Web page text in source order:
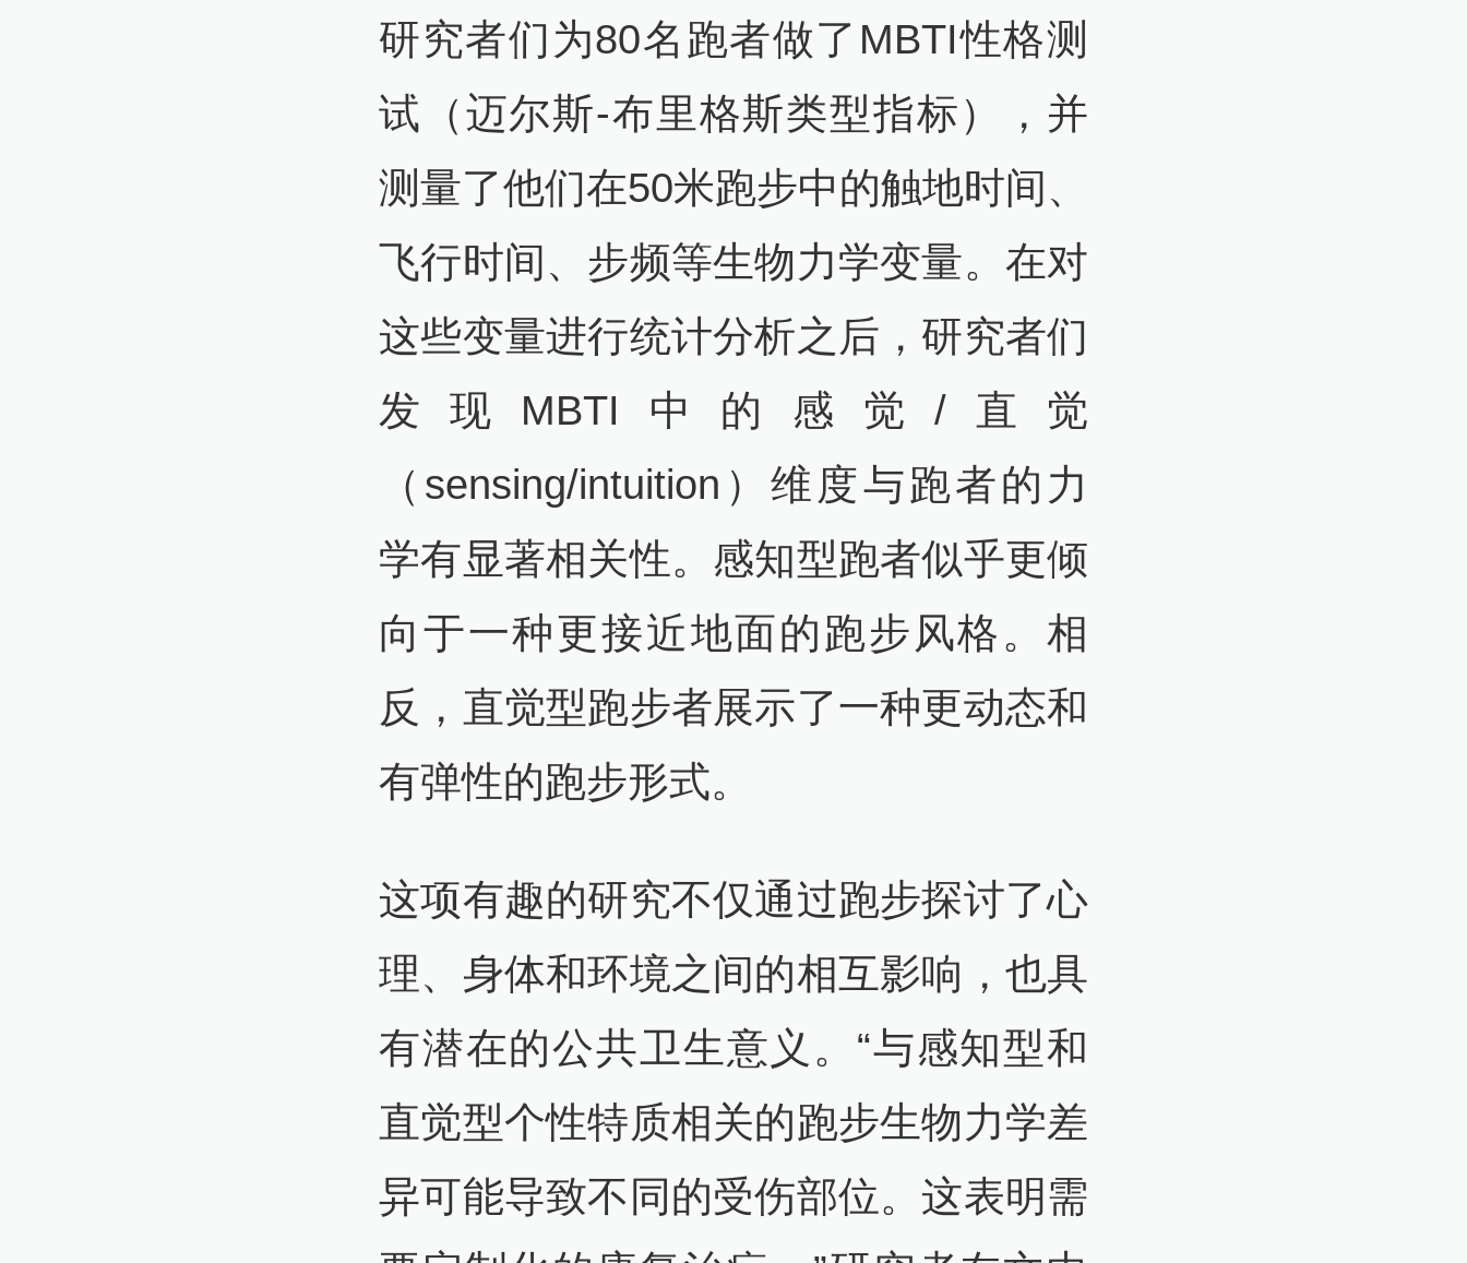
研究者们为80名跑者做了MBTI性格测
试（迈尔斯-布里格斯类型指标），并
测量了他们在50米跑步中的触地时间、
飞行时间、步频等生物力学变量。在对
这些变量进行统计分析之后，研究者们
发现MBTI中的感觉/直觉
（sensing/intuition）维度与跑者的力
学有显著相关性。感知型跑者似乎更倾
向于一种更接近地面的跑步风格。相
反，直觉型跑步者展示了一种更动态和
有弹性的跑步形式。
这项有趣的研究不仅通过跑步探讨了心
理、身体和环境之间的相互影响，也具
有潜在的公共卫生意义。“与感知型和
直觉型个性特质相关的跑步生物力学差
异可能导致不同的受伤部位。这表明需